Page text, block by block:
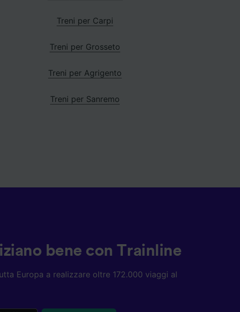
Treni per Carpi
Treni per Grosseto
Treni per Agrigento
Treni per Sanremo
bene con Trainline
Europa a realizzare oltre 172.000 viaggi al